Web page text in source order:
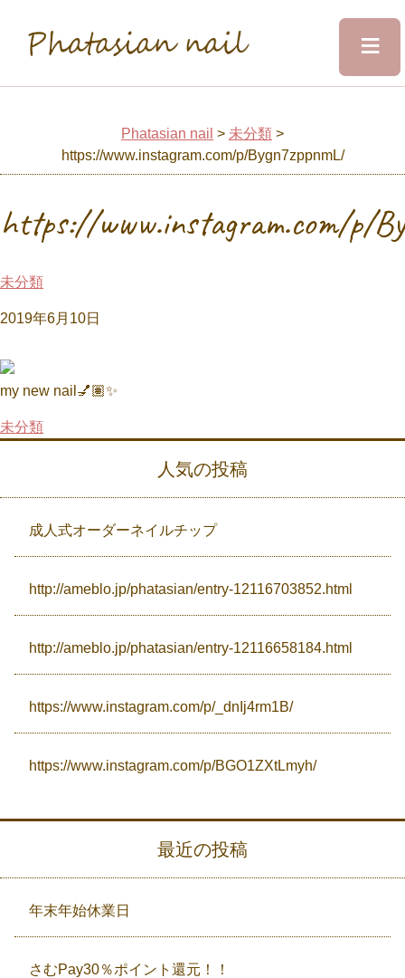
≡
Campaign
Access
Phatasian nail > 未分類 >
https://www.instagram.com/p/Bygn7zppnmL/
https://www.instagram.com/p/
未分類
2019年6月10日
my new nail💅🏽✨
未分類
人気の投稿
成人式オーダーネイルチップ
http://ameblo.jp/phatasian/entry-12116703852.html
http://ameblo.jp/phatasian/entry-12116658184.html
https://www.instagram.com/p/_dnIj4rm1B/
https://www.instagram.com/p/BGO1ZXtLmyh/
最近の投稿
年末年始休業日
さむPay30％ポイント還元！！